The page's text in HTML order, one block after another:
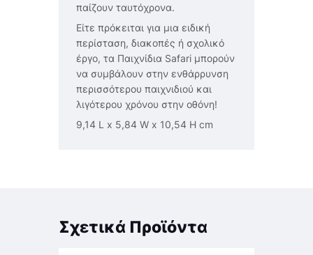
παίζουν ταυτόχρονα.
Είτε πρόκειται για μια ειδική
περίσταση, διακοπές ή σχολικό
έργο, τα Παιχνίδια Safari μπορούν
να συμβάλουν στην ενθάρρυνση
περισσότερου παιχνιδιού και
λιγότερου χρόνου στην οθόνη!
9,14 L x 5,84 W x 10,54 H cm
Σχετικά Προϊόντα